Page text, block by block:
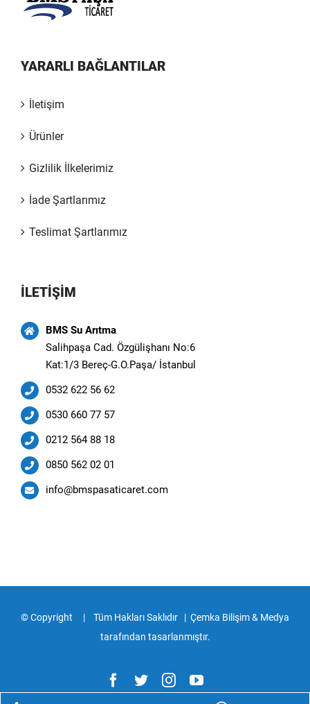
YARARLI BAĞLANTILAR
İletişim
Ürünler
Gizlilik İlkelerimiz
İade Şartlarımız
Teslimat Şartlarımız
İLETİŞİM
BMS Su Arıtma
Salihpaşa Cad. Özgülişhanı No:6
Kat:1/3 Bereç-G.O.Paşa/ İstanbul
0532 622 56 62
0530 660 77 57
0212 564 88 18
0850 562 02 01
info@bmspasaticaret.com
© Copyright | Tüm Hakları Saklıdır | Çemka Bilişim & Medya
tarafından tasarlanmıştır.
Facebook
TwitterInstagramYouTube